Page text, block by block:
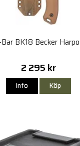
BK18 Becker
2 295 kr
Info Köp